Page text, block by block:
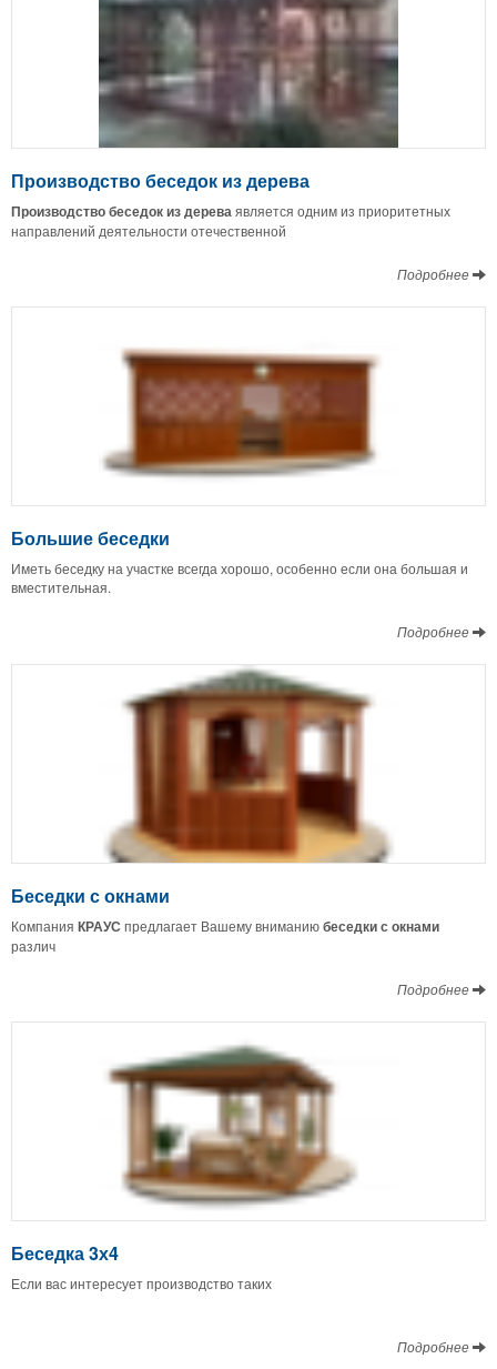
Производство беседок из дерева
Производство беседок из дерева является одним из приоритетных
направлений деятельности отечественной
Подробнее
Большие беседки
Иметь беседку на участке всегда хорошо, особенно если она большая и
вместительная.
Подробнее
Беседки с окнами
Компания КРАУС предлагает Вашему вниманиюбеседки с окнами
различ
Подробнее
Беседка 3х4
Если вас интересует производство таких
Подробнее